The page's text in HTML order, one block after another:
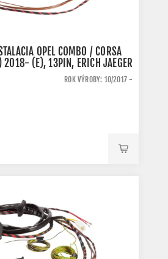
OPEL COMBO / CORSA
2018- (E), 13PIN, ERICH JAEGER
ROK VÝROBY: 10/2017 -